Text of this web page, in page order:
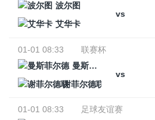
波尔图
vs
艾华卡
01-01 08:33
联赛杯
曼斯菲尔德
vs
谢菲尔德联
01-01 08:33
足球友谊赛